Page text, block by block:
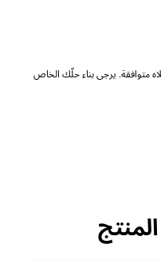
متوافقة. يرجى بناء حلّك الخاص